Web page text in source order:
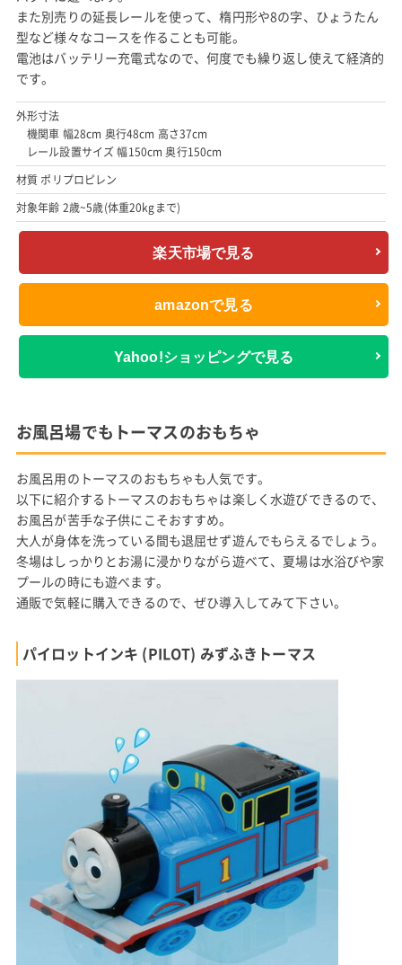
また別売りの延長レールを使って、楕円形や8の字、ひょうたん
型など様々なコースを作ることも可能。
電池はバッテリー充電式なので、何度でも繰り返し使えて経済的
です。
外形寸法
機関車 幅28cm 奥行48cm 高さ37cm
レール設置サイズ 幅150cm 奥行150cm
材質 ポリプロピレン
対象年齢 2歳~5歳(体重20kgまで)
楽天市場で見る
amazonで見る
Yahoo!ショッピングで見る
お風呂場でもトーマスのおもちゃ
お風呂用のトーマスのおもちゃも人気です。
以下に紹介するトーマスのおもちゃは楽しく水遊びできるので、
お風呂が苦手な子供にこそおすすめ。
大人が身体を洗っている間も退屈せず遊んでもらえるでしょう。
冬場はしっかりとお湯に浸かりながら遊べて、夏場は水浴びや家
プールの時にも遊べます。
通販で気軽に購入できるので、ぜひ導入してみて下さい。
パイロットインキ (PILOT) みずふきトーマス